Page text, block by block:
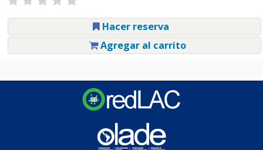
Hacer reserva
Agregar al carrito